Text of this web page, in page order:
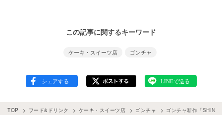
この記事に関するキーワード
ケーキ・スイーツ店 ゴンチャ
TOP フード&ドリンク ケーキ・スイーツ店 ゴンチャ ゴンチャ新作「SHINE